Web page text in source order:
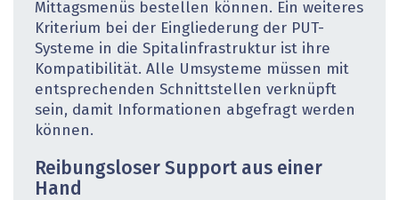
Mittagsmenüs bestellen können. Ein weiteres
Kriterium bei der Eingliederung der PUT-
Systeme in die Spitalinfrastruktur ist ihre
Kompatibilität. Alle Umsysteme müssen mit
entsprechenden Schnittstellen verknüpft
sein, damit Informationen abgefragt werden
können.
Reibungsloser Support aus einer
Hand